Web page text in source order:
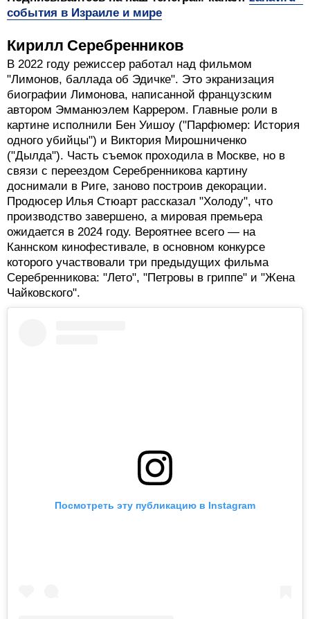
события в Израиле и мире
Кирилл Серебренников
В 2022 году режиссер работал над фильмом
"Лимонов, баллада об Эдичке". Это экранизация
биографии Лимонова, написанной французским
автором Эмманюэлем Каррером. Главные роли в
картине исполнили Бен Уишоу ("Парфюмер: История
Серебренникова: "Лето", "Петровы в гриппе" и "Жена